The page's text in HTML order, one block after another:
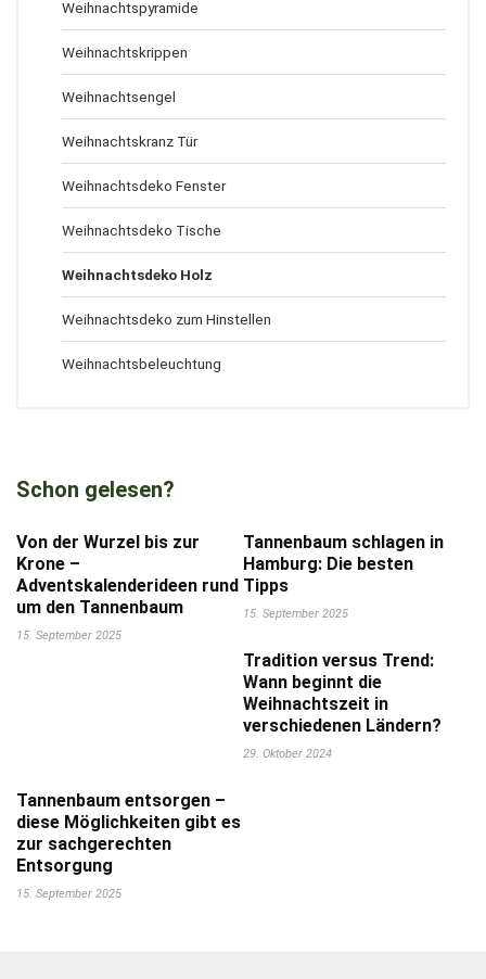
Weihnachtspyramide
Weihnachtskrippen
Weihnachtsengel
Weihnachtskranz Tür
Weihnachtsdeko Fenster
Weihnachtsdeko Tische
Weihnachtsdeko Holz
Weihnachtsdeko zum Hinstellen
Weihnachtsbeleuchtung
Schon gelesen?
Von der Wurzel bis zur
Krone –
Adventskalenderideen rund
um den Tannenbaum
15. September 2025
Tannenbaum schlagen in
Hamburg: Die besten
Tipps
15. September 2025
Tradition versus Trend:
Wann beginnt die
Weihnachtszeit in
verschiedenen Ländern?
29. Oktober 2024
Tannenbaum entsorgen –
diese Möglichkeiten gibt es
zur sachgerechten
Entsorgung
15. September 2025